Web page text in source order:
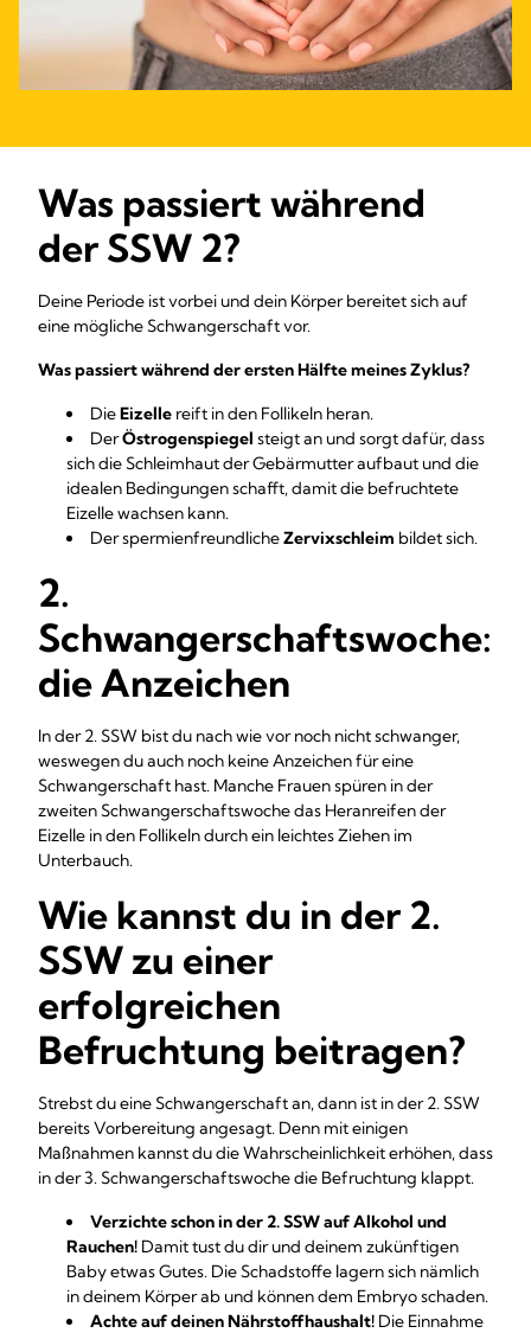
Was passiert während
der SSW 2?
Deine Periode ist vorbei und dein Körper bereitet sich auf
eine mögliche Schwangerschaft vor.
Was passiert während der ersten Hälfte meines Zyklus?
DieEizelle reift in den Follikeln heran.
DerÖstrogenspiegel steigt an und sorgt dafür, dass
sich die Schleimhaut der Gebärmutter aufbaut und die
idealen Bedingungen schafft, damit die befruchtete
Eizelle wachsen kann.
Der spermienfreundlicheZervixschleim bildet sich.
2.
Schwangerschaftswoche:
die Anzeichen
In der 2. SSW bist du nach wie vor noch nicht schwanger,
weswegen du auch noch keine Anzeichen für eine
Schwangerschaft hast. Manche Frauen spüren in der
zweiten Schwangerschaftswoche das Heranreifen der
Eizelle in den Follikeln durch ein leichtes Ziehen im
Unterbauch.
Wie kannst du in der 2.
SSW zu einer
erfolgreichen
Befruchtung beitragen?
Strebst du eine Schwangerschaft an, dann ist in der 2. SSW
bereits Vorbereitung angesagt. Denn mit einigen
Maßnahmen kannst du die Wahrscheinlichkeit erhöhen, dass
in der 3. Schwangerschaftswoche die Befruchtung klappt.
Verzichte schon in der 2. SSW auf Alkohol und
Rauchen! Damit tust du dir und deinem zukünftigen
Baby etwas Gutes. Die Schadstoffe lagern sich nämlich
in deinem Körper ab und können dem Embryo schaden.
Achte auf deinen Nährstoffhaushalt! Die Einnahme